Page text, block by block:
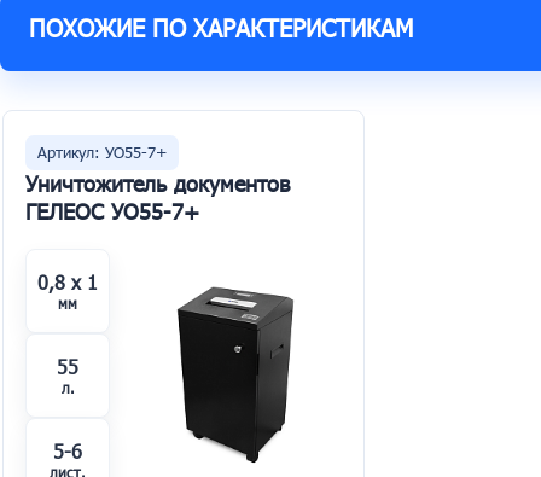
ПОХОЖИЕ ПО ХАРАКТЕРИСТИКАМ
Артикул: УО55-7+
Уничтожитель документов
ГЕЛЕОС УО55-7+
0,8 x 1
мм
55
л.
5-6
лист.